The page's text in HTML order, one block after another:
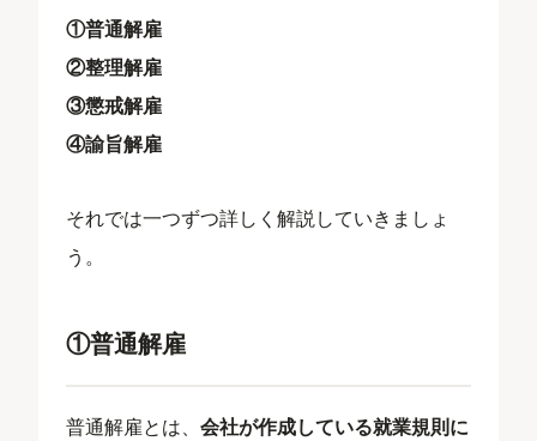
①普通解雇
②整理解雇
③懲戒解雇
④諭旨解雇
それでは一つずつ詳しく解説していきましょ
う。
①普通解雇
普通解雇とは、会社が作成している就業規則に